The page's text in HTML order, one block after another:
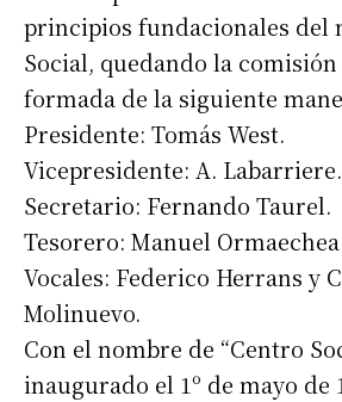
principios fundacionales del
Social, quedando la
formada de la siguiente
Presidente: Tomás West.
Vicepresidente: A. Labarriere.
Secretario: Fernando Taurel.
Tesorero: Manuel
Vocales: Federico Herrans y
Molinuevo.
Con el nombre de “Centro
inaugurado el 1º de mayo de